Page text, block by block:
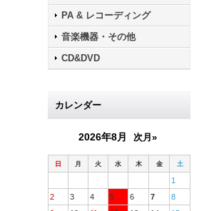
PA & レコーディング
音楽機器・その他
CD&DVD
カレンダー
2026年8月 次月»
日 月 火 水 木 金 土
1
2
3 4 5 6 7
8